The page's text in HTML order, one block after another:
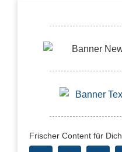
Frischer Content für Dich